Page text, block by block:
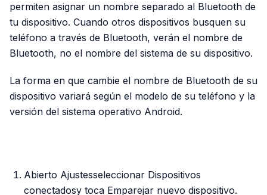
permiten asignar un nombre separado al Bluetooth de
tu dispositivo. Cuando otros dispositivos busquen su
teléfono a través de Bluetooth, verán el nombre de
Bluetooth, no el nombre del sistema de su dispositivo.
La forma en que cambie el nombre de Bluetooth de su
dispositivo variará según el modelo de su teléfono y la
versión del sistema operativo Android.
Abierto Ajustesseleccionar Dispositivos
conectadosy toca Emparejar nuevo dispositivo.